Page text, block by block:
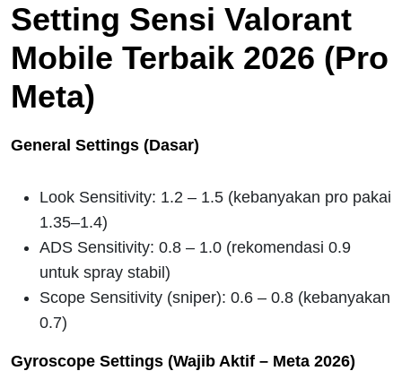
Setting Sensi Valorant
Mobile Terbaik 2026 (Pro
Meta)
General Settings (Dasar)
Look Sensitivity: 1.2 – 1.5 (kebanyakan pro pakai
1.35–1.4)
ADS Sensitivity: 0.8 – 1.0 (rekomendasi 0.9
untuk spray stabil)
Scope Sensitivity (sniper): 0.6 – 0.8 (kebanyakan
0.7)
Gyroscope Settings (Wajib Aktif – Meta 2026)